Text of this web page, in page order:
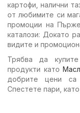
картофи, налични
от любимите си
промоции на
каталози: Докато
видите и
Трябва да
продукти като
добрите цени
Спестете пари,